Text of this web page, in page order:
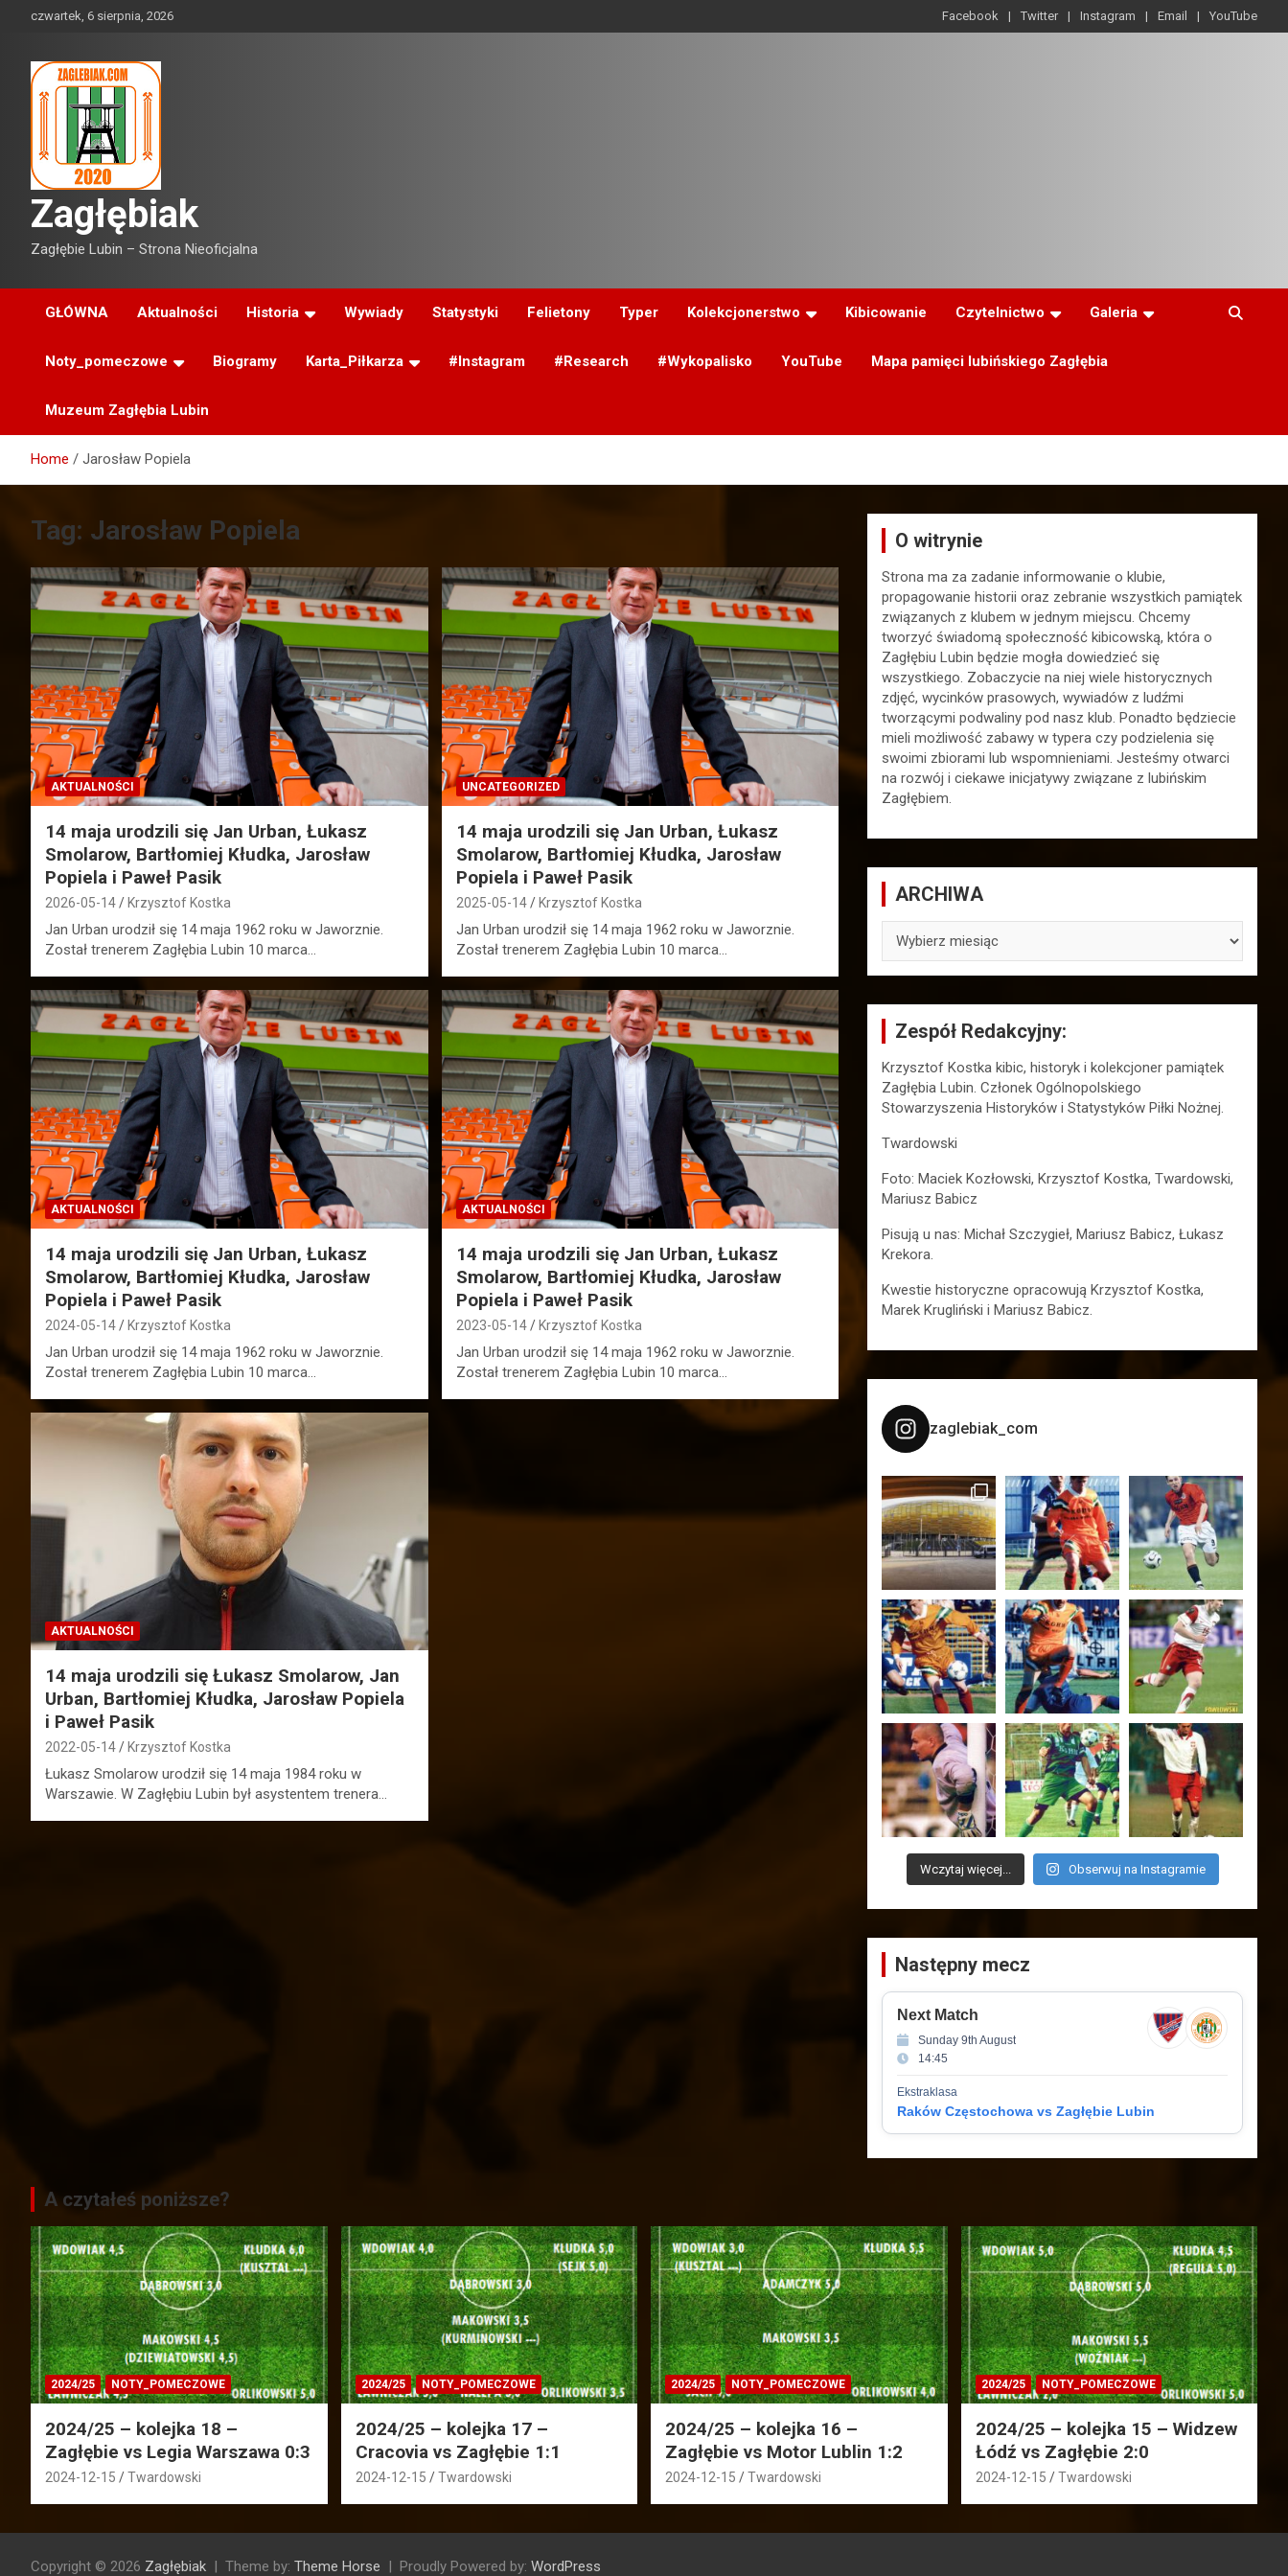
czwartek, 6 sierpnia, 2026 Facebook Twitter Instagram Email YouTube
Zagłębiak
Zagłębie Lubin – Strona Nieoficjalna
GŁÓWNA Aktualności Historia Wywiady Statystyki Felietony Typer Kolekcjonerstwo Kibicowanie Czytelnictwo Galeria
Noty_pomeczowe Biogramy Karta_Piłkarza #Instagram #Research #Wykopalisko YouTube Mapa pamięci lubińskiego Zagłębia
Muzeum Zagłębia Lubin
Home Jarosław Popiela
Tag: Jarosław Popiela
AKTUALNOŚCI
14 maja urodzili się Jan Urban, Łukasz
Smolarow, Bartłomiej Kłudka, Jarosław
Popiela i Paweł Pasik
2026-05-14 Krzysztof Kostka
Jan Urban urodził się 14 maja 1962 roku w Jaworznie.
Został trenerem Zagłębia Lubin 10 marca…
UNCATEGORIZED
14 maja urodzili się Jan Urban, Łukasz
Smolarow, Bartłomiej Kłudka, Jarosław
Popiela i Paweł Pasik
2025-05-14 Krzysztof Kostka
Jan Urban urodził się 14 maja 1962 roku w Jaworznie.
Został trenerem Zagłębia Lubin 10 marca…
AKTUALNOŚCI
14 maja urodzili się Jan Urban, Łukasz
Smolarow, Bartłomiej Kłudka, Jarosław
Popiela i Paweł Pasik
2024-05-14 Krzysztof Kostka
Jan Urban urodził się 14 maja 1962 roku w Jaworznie.
Został trenerem Zagłębia Lubin 10 marca…
AKTUALNOŚCI
14 maja urodzili się Jan Urban, Łukasz
Smolarow, Bartłomiej Kłudka, Jarosław
Popiela i Paweł Pasik
2023-05-14 Krzysztof Kostka
Jan Urban urodził się 14 maja 1962 roku w Jaworznie.
Został trenerem Zagłębia Lubin 10 marca…
AKTUALNOŚCI
14 maja urodzili się Łukasz Smolarow, Jan
Urban, Bartłomiej Kłudka, Jarosław Popiela
i Paweł Pasik
2022-05-14 Krzysztof Kostka
Łukasz Smolarow urodził się 14 maja 1984 roku w
Warszawie. W Zagłębiu Lubin był asystentem trenera…
O witrynie
Strona ma za zadanie informowanie o klubie,
propagowanie historii oraz zebranie wszystkich pamiątek
związanych z klubem w jednym miejscu. Chcemy
tworzyć świadomą społeczność kibicowską, która o
Zagłębiu Lubin będzie mogła dowiedzieć się
wszystkiego. Zobaczycie na niej wiele historycznych
zdjęć, wycinków prasowych, wywiadów z ludźmi
tworzącymi podwaliny pod nasz klub. Ponadto będziecie
mieli możliwość zabawy w typera czy podzielenia się
swoimi zbiorami lub wspomnieniami. Jesteśmy otwarci
na rozwój i ciekawe inicjatywy związane z lubińskim
Zagłębiem.
ARCHIWA
Zespół Redakcyjny:
Krzysztof Kostka kibic, historyk i kolekcjoner pamiątek
Zagłębia Lubin. Członek Ogólnopolskiego
Stowarzyszenia Historyków i Statystyków Piłki Nożnej.
Twardowski
Foto: Maciek Kozłowski, Krzysztof Kostka, Twardowski,
Mariusz Babicz
Pisują u nas: Michał Szczygieł, Mariusz Babicz, Łukasz
Krekora.
Kwestie historyczne opracowują Krzysztof Kostka,
Marek Krugliński i Mariusz Babicz.
zaglebiak_com
Wczytaj więcej... Obserwuj na Instagramie
Następny mecz
Next Match
Sunday 9th August
14:45
Ekstraklasa
Raków Częstochowa vs Zagłębie Lubin
A czytałeś poniższe?
2024/25 NOTY_POMECZOWE
2024/25 – kolejka 18 –
Zagłębie vs Legia Warszawa 0:3
2024-12-15 Twardowski
2024/25 NOTY_POMECZOWE
2024/25 – kolejka 17 –
Cracovia vs Zagłębie 1:1
2024-12-15 Twardowski
2024/25 NOTY_POMECZOWE
2024/25 – kolejka 16 –
Zagłębie vs Motor Lublin 1:2
2024-12-15 Twardowski
2024/25 NOTY_POMECZOWE
2024/25 – kolejka 15 – Widzew
Łódź vs Zagłębie 2:0
2024-12-15 Twardowski
Copyright © 2026 Zagłębiak Theme by: Theme Horse Proudly Powered by: WordPress